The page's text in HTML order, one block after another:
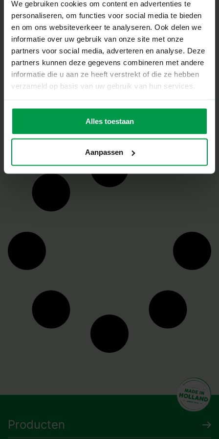
We gebruiken cookies om content en advertenties te
personaliseren, om functies voor social media te bieden
en om ons websiteverkeer te analyseren. Ook delen we
informatie over uw gebruik van onze site met onze
partners voor social media, adverteren en analyse. Deze
partners kunnen deze gegevens combineren met andere
informatie die u aan ze heeft verstrekt of die ze hebben
verzameld op basis van uw gebruik van hun services.
Alles toestaan
Aanpassen
Splash
waterballen
lanceren
Minimale
leeftijd
3+
Splash
waterballen
XXL
Minimale
Producten